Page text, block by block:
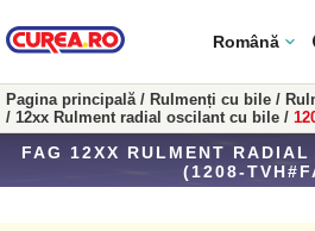
Română
Pagina principală/ Rulmenți cu bile /
/ 12xx Rulment radial oscilant cu bile /
FAG 12XX RULMENT
(1208-